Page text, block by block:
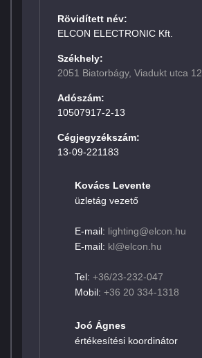
Rövidített név:
ELCON ELECTRONIC Kft.
Székhely:
2051 Biatorbágy, Viadukt utca 12.
Adószám:
10507917-2-13
Cégjegyzékszám:
13-09-221183
Kovács Levente
üzletág vezető
E-mail: lighting@elcon.hu
E-mail: kl@elcon.hu
Tel: +36/23-232-047
Mobil: +36 20 334-1318
Joó Ágnes
értékesítési koordinátor